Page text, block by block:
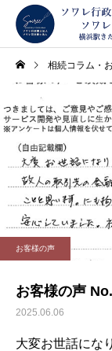
相続コラム・
お客様の声
お客様の声
2025.06.06
大変お世話にな